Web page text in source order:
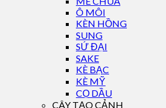
Ô MÔI
KÈN HỒNG
SUNG
SỨ ĐẠI
SAKE
KÈ BẠC
KÈ MỸ
CỌ DẦU
CÂY TẠO CẢNH